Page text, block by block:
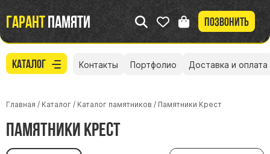
Гарантпамяти Позвонить
Каталог Контакты Портфолио Доставка и оплата
Главная / Каталог / Каталог памятников / Памятники Крест
Памятники Крест